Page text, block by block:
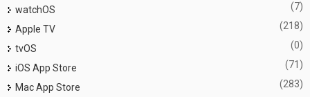
watchOS (7)
Apple TV (218)
tvOS (0)
iOS App Store (71)
Mac App Store (283)